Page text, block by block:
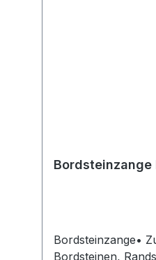
Bordsteinzange
Bordsteinzange•
Bordsteinen,